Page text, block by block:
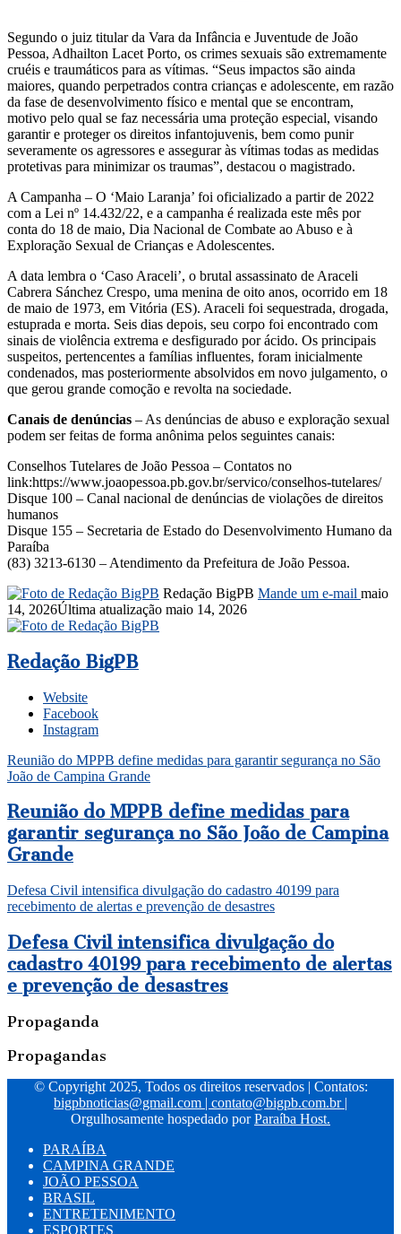
Segundo o juiz titular da Vara da Infância e Juventude de João
Pessoa, Adhailton Lacet Porto, os crimes sexuais são extremamente
cruéis e traumáticos para as vítimas. “Seus impactos são ainda
maiores, quando perpetrados contra crianças e adolescente, em razão
da fase de desenvolvimento físico e mental que se encontram,
motivo pelo qual se faz necessária uma proteção especial, visando
garantir e proteger os direitos infantojuvenis, bem como punir
severamente os agressores e assegurar às vítimas todas as medidas
protetivas para minimizar os traumas”, destacou o magistrado.
A Campanha – O ‘Maio Laranja’ foi oficializado a partir de 2022
com a Lei nº 14.432/22, e a campanha é realizada este mês por
conta do 18 de maio, Dia Nacional de Combate ao Abuso e à
Exploração Sexual de Crianças e Adolescentes.
A data lembra o ‘Caso Araceli’, o brutal assassinato de Araceli
Cabrera Sánchez Crespo, uma menina de oito anos, ocorrido em 18
de maio de 1973, em Vitória (ES). Araceli foi sequestrada, drogada,
estuprada e morta. Seis dias depois, seu corpo foi encontrado com
sinais de violência extrema e desfigurado por ácido. Os principais
suspeitos, pertencentes a famílias influentes, foram inicialmente
condenados, mas posteriormente absolvidos em novo julgamento, o
que gerou grande comoção e revolta na sociedade.
Canais de denúncias – As denúncias de abuso e exploração sexual
podem ser feitas de forma anônima pelos seguintes canais:
Conselhos Tutelares de João Pessoa – Contatos no
link:https://www.joaopessoa.pb.gov.br/servico/conselhos-tutelares/
Disque 100 – Canal nacional de denúncias de violações de direitos
humanos
Disque 155 – Secretaria de Estado do Desenvolvimento Humano da
Paraíba
(83) 3213-6130 – Atendimento da Prefeitura de João Pessoa.
Redação BigPB Mande um e-mail maio
14, 2026Última atualização maio 14, 2026
Redação BigPB
Website
Facebook
Instagram
Reunião do MPPB define medidas para garantir segurança no São
João de Campina Grande
Reunião do MPPB define medidas para
garantir segurança no São João de Campina
Grande
Defesa Civil intensifica divulgação do cadastro 40199 para
recebimento de alertas e prevenção de desastres
Defesa Civil intensifica divulgação do
cadastro 40199 para recebimento de alertas
e prevenção de desastres
Propaganda
Propagandas
© Copyright 2025, Todos os direitos reservados | Contatos:
bigpbnoticias@gmail.com
contato@bigpb.com.br
Orgulhosamente hospedado porParaíba Host.
PARAÍBA
CAMPINA GRANDE
JOÃO PESSOA
BRASIL
ENTRETENIMENTO
ESPORTES